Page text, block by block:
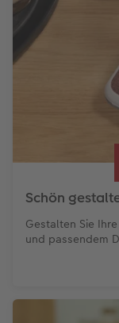
Schön
Gestalten Sie
und passendem